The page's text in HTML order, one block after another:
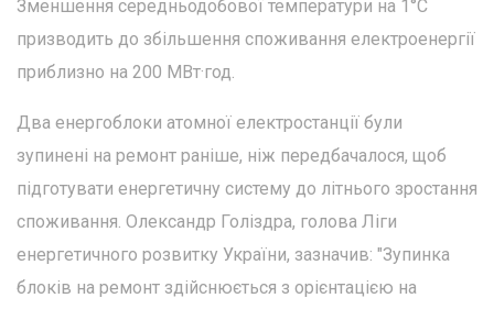
Зменшення середньодобової температури на 1°C
призводить до збільшення споживання електроенергії
приблизно на 200 МВт·год.
Два енергоблоки атомної електростанції були
зупинені на ремонт раніше, ніж передбачалося, щоб
підготувати енергетичну систему до літнього зростання
споживання. Олександр Голіздра, голова Ліги
енергетичного розвитку України, зазначив: "Зупинка
блоків на ремонт здійснюється з орієнтацією на